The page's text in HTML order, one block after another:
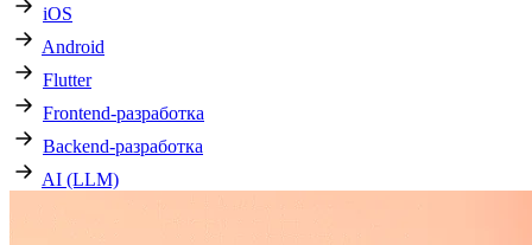
iOS
Android
Flutter
Frontend-разработка
Backend-разработка
AI (LLM)